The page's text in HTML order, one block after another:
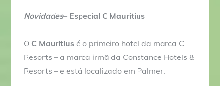
Novidades– Especial C Mauritius
O C Mauritius é o primeiro hotel da marca C
Resorts – a marca irmã da Constance Hotels &
Resorts – e está localizado em Palmer.